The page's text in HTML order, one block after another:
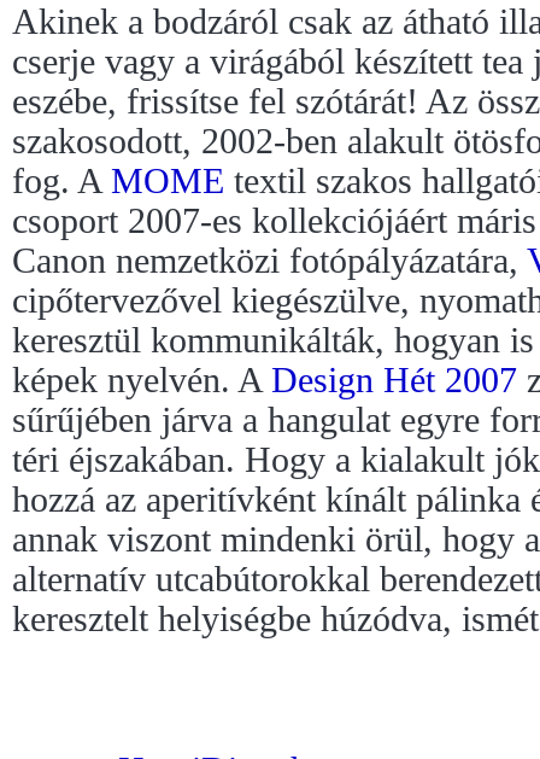
Akinek a bodzáról csak az átható
cserje vagy a virágából készített tea
eszébe, frissítse fel szótárát! Az
szakosodott, 2002-ben alakult
fog. A MOME textil szakos
csoport 2007-es kollekciójáért
Canon nemzetközi fotópályázatára,
cipőtervezővel kiegészülve,
keresztül kommunikálták, hogyan
képek nyelvén. A Design Hét 2007
sűrűjében járva a hangulat egyre
téri éjszakában. Hogy a kialakult
hozzá az aperitívként kínált pálinka
annak viszont mindenki örül, hogy
alternatív utcabútorokkal
keresztelt helyiségbe húzódva,